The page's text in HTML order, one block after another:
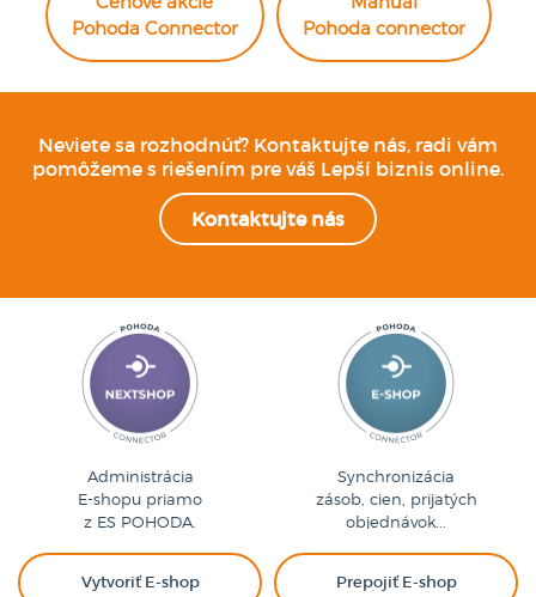
Pohoda Connector
Pohoda connector
Neviete sa rozhodnúť? Kontaktujte nás, radi vám
pomôžeme s riešením pre váš Lepší biznis online.
Kontaktujte nás
Administrácia
E-shopu priamo
z ES POHODA.
Vytvoriť E-shop
Synchronizácia
zásob, cien, prijatých
objednávok...
Prepojiť E-shop